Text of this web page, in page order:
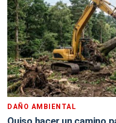
DAÑO AMBIENTAL